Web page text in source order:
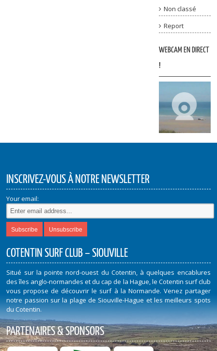
Non classé
Report
WEBCAM EN DIRECT
!
INSCRIVEZ-VOUS À NOTRE NEWSLETTER
Your email:
COTENTIN SURF CLUB – SIOUVILLE
Situé sur la pointe nord-ouest du Cotentin, à quelques encablures
des îles anglo-normandes et du cap de la Hague, le Cotentin surf club
vous propose de découvrir le surf à la Normande. Venez partager
notre passion sur la plage de Siouville-Hague et les meilleurs spots
du Cotentin.
PARTENAIRES & SPONSORS